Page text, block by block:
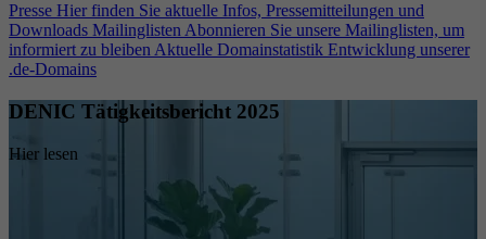
Presse Hier finden Sie aktuelle Infos, Pressemitteilungen und
Downloads Mailinglisten Abonnieren Sie unsere Mailinglisten, um
informiert zu bleiben Aktuelle Domainstatistik Entwicklung unserer
.de-Domains
DENIC Tätigkeitsbericht 2025
Hier lesen